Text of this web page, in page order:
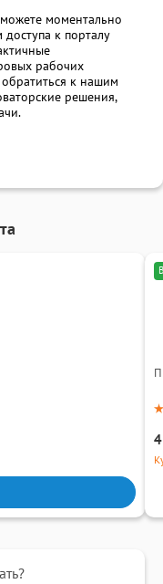
моментально
к порталу
рабочих
к нашим
решения,